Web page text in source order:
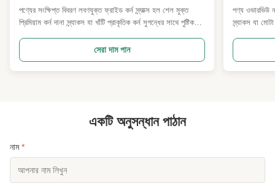
সুপারমার্কেট পাইকারি খাদ্য আমদানিকারক
পণ্যের সংক্ষিপ্ত বিবরণ লবণযুক্ত ফ্রাইড কর্ন স্ন্যাক্স হল শেল মুক্ত
প্রিমিয়াম কর্ন দানা স্ন্যাকস যা খাঁটি প্রাকৃতিক কর্ন সুগন্ধের সাথে পুষ্টিকর
শুধু মশলা হিসেবে হালকা খাওয়ানো লবণ ব্যবহার করি, কৃত্রিম ময়না মৌল
এবং ভারী রাসায়নিক সংযোজ...
সেরা দাম পান
পাইকারি
পণ্য ওভারভিউ
স্ন্যাকস যা
নারকেল সুগন্ধ
একটি অনুসন্ধান পাঠান
নাম*